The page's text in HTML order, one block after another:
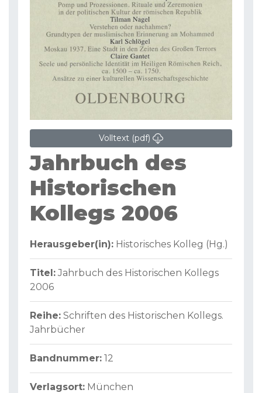
Volltext (pdf)
Jahrbuch des
Historischen
Kollegs 2006
Herausgeber(in): Historisches Kolleg (Hg.)
Titel:Jahrbuch des Historischen Kollegs
2006
Reihe: Schriften des Historischen Kollegs.
Jahrbücher
Bandnummer: 12
Verlagsort: München